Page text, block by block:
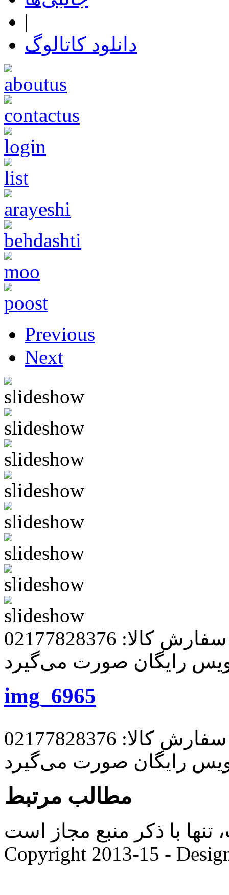
|
دانلود کاتالوگ
Previous
Next
کالا: 02177828376
رایگان صورت می‌گیرد
img_6965
کالا: 02177828376
رایگان صورت می‌گیرد
مطالب مرتبط
با ذکر منبع مجاز است. |
Copyright 2013-15 -